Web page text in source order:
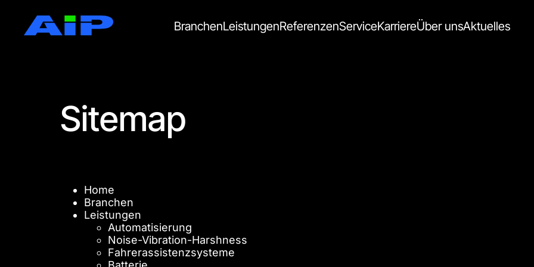
BranchenLeistungenReferenzenServiceKarriereÜber unsAktuelles
Sitemap
Home
Branchen
Leistungen
Automatisierung
Noise-Vibration-Harshness
Fahrerassistenzsysteme